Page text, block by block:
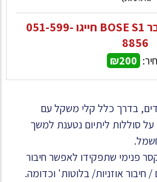
השכרת רמקול מוגבר BOSE S1 חייגו 051-599-
8856
₪200
בדרך כלל קלי משקל עם
סוללות ליתיום נטענת למשך
פנימי שתפקידו לאפשר חיבור
/ חיבור אוזניות/ בלוטות' וכדומה.